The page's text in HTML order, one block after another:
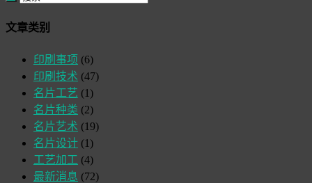
文章类别
印刷事项 (6)
印刷技术 (47)
名片工艺 (1)
名片种类 (2)
名片艺术 (19)
名片设计 (1)
工艺加工 (4)
最新消息 (72)